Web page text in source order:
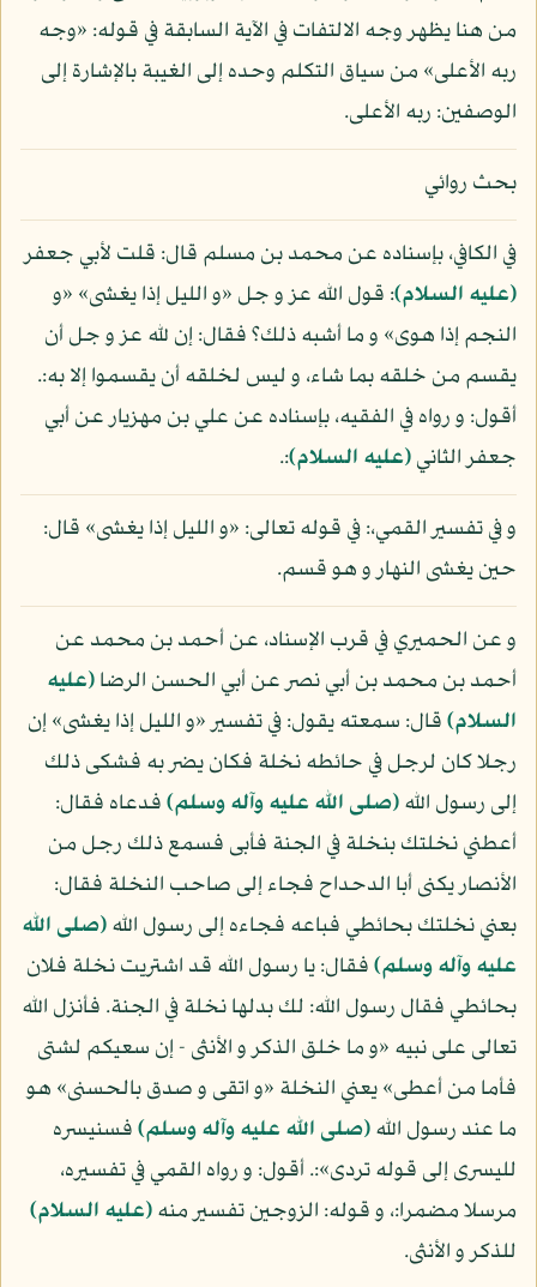
من هنا يظهر وجه الالتفات في الآية السابقة في قوله: «وجه
ربه الأعلى» من سياق التكلم وحده إلى الغيبة بالإشارة إلى
الوصفين: ربه الأعلى.
بحث روائي
في الكافي، بإسناده عن محمد بن مسلم قال: قلت لأبي جعفر
(عليه السلام): قول الله عز و جل «و الليل إذا يغشى» «و
النجم إذا هوى» و ما أشبه ذلك؟ فقال: إن لله عز و جل أن
يقسم من خلقه بما شاء، و ليس لخلقه أن يقسموا إلا به:.
أقول: و رواه في الفقيه، بإسناده عن علي بن مهزيار عن أبي
جعفر الثاني(عليه السلام):.
و في تفسير القمي،: في قوله تعالى: «و الليل إذا يغشى» قال:
حين يغشى النهار و هو قسم.
و عن الحميري في قرب الإسناد، عن أحمد بن محمد عن
أحمد بن محمد بن أبي نصر عن أبي الحسن الرضا(عليه
السلام)قال: سمعته يقول: في تفسير «و الليل إذا يغشى» إن
رجلا كان لرجل في حائطه نخلة فكان يضر به فشكى ذلك
إلى رسول الله(صلى الله عليه وآله وسلم)فدعاه فقال:
أعطني نخلتك بنخلة في الجنة فأبى فسمع ذلك رجل من
الأنصار يكنى أبا الدحداح فجاء إلى صاحب النخلة فقال:
بعني نخلتك بحائطي فباعه فجاءه إلى رسول الله(صلى الله
عليه وآله وسلم)فقال: يا رسول الله قد اشتريت نخلة فلان
بحائطي فقال رسول الله: لك بدلها نخلة في الجنة. فأنزل الله
تعالى على نبيه «و ما خلق الذكر و الأنثى - إن سعيكم لشتى
فأما من أعطى» يعني النخلة «و اتقى و صدق بالحسنى» هو
ما عند رسول الله(صلى الله عليه وآله وسلم)فسنيسره
لليسرى إلى قوله تردى»:. أقول: و رواه القمي في تفسيره،
مرسلا مضمرا:، و قوله: الزوجين تفسير منه(عليه السلام)
للذكر و الأنثى.